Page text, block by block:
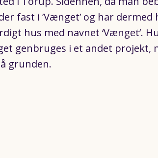
fast i ’Vænget’ og har
hus med navnet ‘Vænget’.
genbruges i et andet projekt,
grunden.